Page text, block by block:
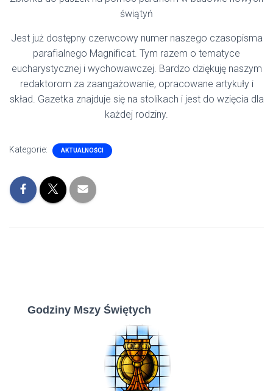
świątyń
Jest już dostępny czerwcowy numer naszego czasopisma
parafialnego Magnificat. Tym razem o tematyce
eucharystycznej i wychowawczej. Bardzo dziękuję naszym
redaktorom za zaangażowanie, opracowane artykuły i
skład. Gazetka znajduje się na stolikach i jest do wzięcia dla
każdej rodziny.
Kategorie: AKTUALNOŚCI
Godziny Mszy Świętych